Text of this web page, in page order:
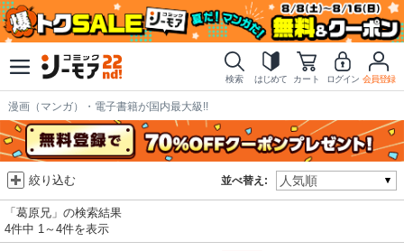
検索 はじめて カート ログイン 会員登録
漫画（マンガ）・電子書籍が国内最大級!!
並べ替え:
絞り込む
「葛原兄」の検索結果
4件中 1～4件を表示